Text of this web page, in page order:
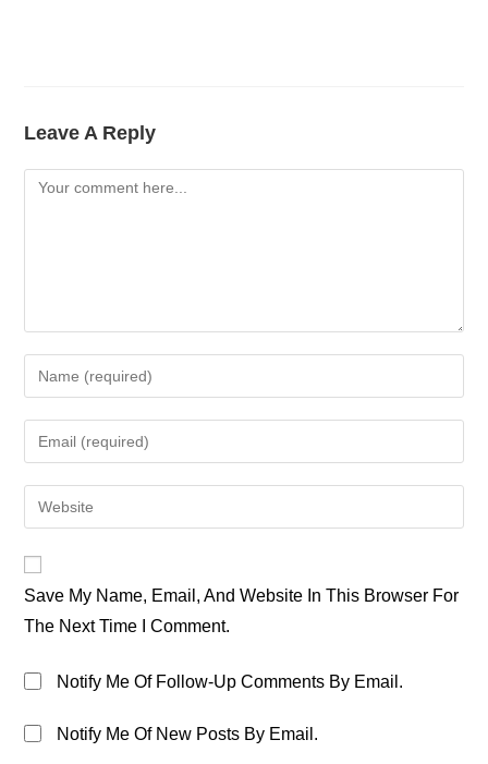
Leave A Reply
Comment
Your
Name
Or
To
Comment
Your
Email
Address
Your
URL
(optional)
Save My Name, Email, And Website In This Browser For
The Next Time I Comment.
Notify Me Of Follow-Up Comments By Email.
Notify Me Of New Posts By Email.